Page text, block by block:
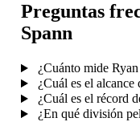
Preguntas
Spann
¿Cuánto mide
¿Cuál es el alcance
¿Cuál es el récord
¿En qué división